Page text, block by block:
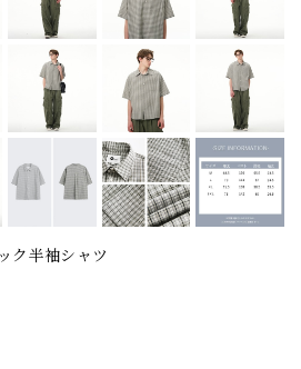
ク半袖シャツ